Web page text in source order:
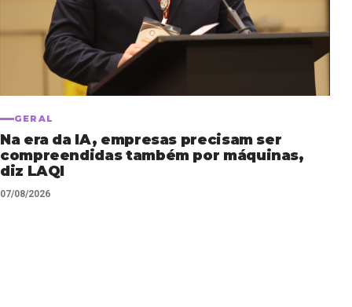
GERAL
Na era da IA, empresas precisam ser
compreendidas também por máquinas,
diz LAQI
07/08/2026